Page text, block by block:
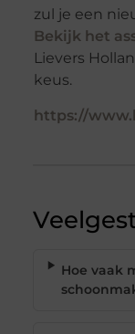
zul je een
Bekijk het
Lievers
keus.
https://
Hoe vaak